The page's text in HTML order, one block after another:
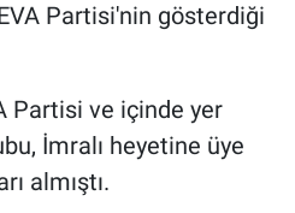
Partisi'nin gösterdiği
Partisi ve içinde yer
İmralı heyetine üye
almıştı.